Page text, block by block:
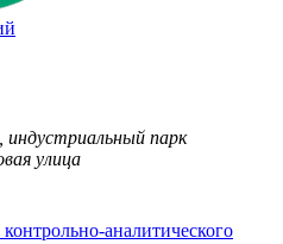
индустриальный парк
улица
аналитического